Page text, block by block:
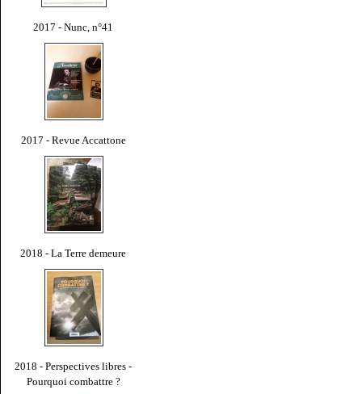
2017 - Nunc, n°41
2017 - Revue Accattone
2018 - La Terre demeure
2018 - Perspectives libres -
Pourquoi combattre ?